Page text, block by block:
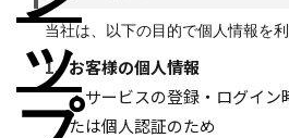
当社は、以下の目的で個人情報を利
1. お客様の個人情報
・サービスの登録・ログイン
たは個人認証のため